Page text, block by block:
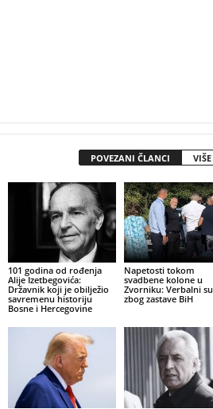
POVEZANI ČLANCI
101 godina od rođenja
Alije Izetbegovića:
Državnik koji je obilježio
savremenu historiju
Bosne i Hercegovine
Napetosti tokom
svadbene kolone u
Zvorniku: Verbalni
zbog zastave BiH